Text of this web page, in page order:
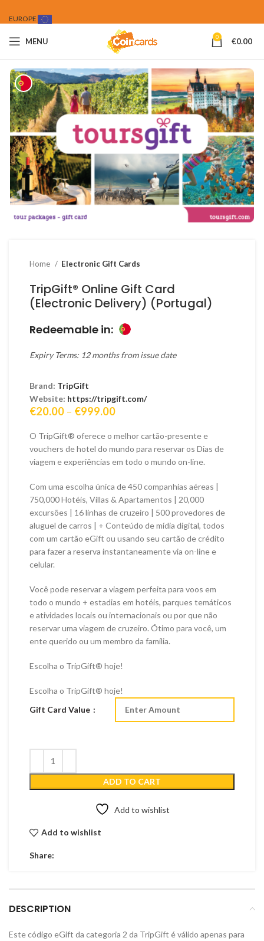
EUROPE
MENU 0 €0.00
Home Electronic Gift Cards
TripGift® Online Gift Card
(Electronic Delivery) (Portugal)
Redeemable in:
Expiry Terms: 12 months from issue date
Brand: TripGift
Website: https://tripgift.com/
€20.00 – €999.00Price
€20.00
through
€999.00
O TripGift® oferece o melhor cartão-presente e
vouchers de hotel do mundo para reservar os Dias de
viagem e experiências em todo o mundo on-line.
Com uma escolha única de 450 companhias aéreas |
750,000 Hotéis, Villas & Apartamentos | 20,000
excursões | 16 linhas de cruzeiro | 500 provedores de
aluguel de carros | + Conteúdo de mídia digital, todos
com um cartão eGift ou usando seu cartão de crédito
para fazer a reserva instantaneamente via on-line e
celular.
Você pode reservar a viagem perfeita para voos em
todo o mundo + estadias em hotéis, parques temáticos
e atividades locais ou internacionais ou por que não
reservar uma viagem de cruzeiro. Ótimo para você, um
ente querido ou um membro da família.
Escolha o TripGift® hoje!
Escolha o TripGift® hoje!
Gift Card Value
ADD TO CART
Add to wishlist
Add to wishlist
Share:
DESCRIPTION
Este código eGift da categoria 2 da TripGift é válido apenas para